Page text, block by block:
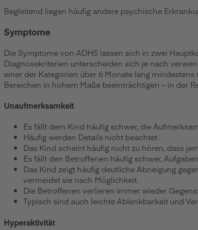
Begleitend liegen häufig andere psychische
Symptome
Die Symptome von ADHS lassen sich in zwei
Diagnosekriterien unterscheiden sich je nach
einer der Kategorien über 6 Monate lang
Bereichen in hohem Maße beeinträchtigen – in der
Unaufmerksamkeit
Es fällt dem Kind häufig schwer, die
Häufig werden Details nicht beachtet.
Das Kind scheint häufig nicht zu hören, dass
Es fällt den Betroffenen häufig schwer,
Das Kind zeigt häufig deutliche Abneigung
vermeidet sie nach Möglichkeit.
Die Betroffenen verlieren immer wieder
Typisch sind auch leichte Ablenkbarkeit und
Hyperaktivität